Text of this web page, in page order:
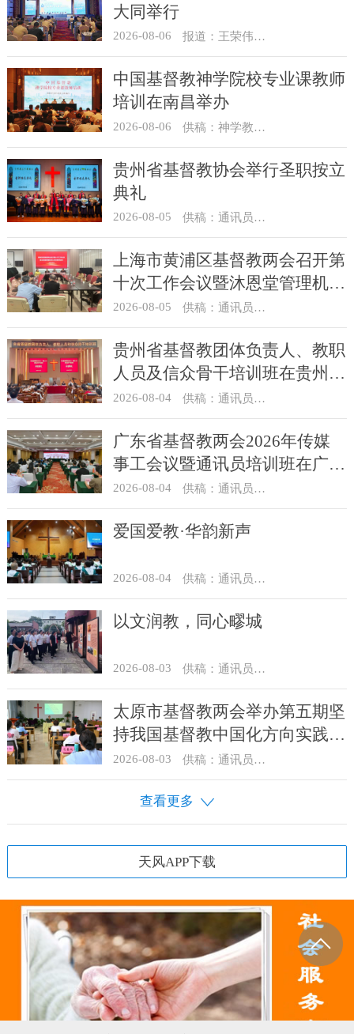
大同举行
2026-08-06 报道：王荣伟 摄影：冯谦
中国基督教神学院校专业课教师
培训在南昌举办
2026-08-06 供稿：神学教育部
贵州省基督教协会举行圣职按立
典礼
2026-08-05 供稿：通讯员 杨菁
上海市黄浦区基督教两会召开第
十次工作会议暨沐恩堂管理机构
七月份联席会议
2026-08-05 供稿：通讯员 景健美
贵州省基督教团体负责人、教职
人员及信众骨干培训班在贵州圣
经学校举办
2026-08-04 供稿：通讯员 杨菁
广东省基督教两会2026年传媒
事工会议暨通讯员培训班在广州
举办
2026-08-04 供稿：通讯员 汪浩
爱国爱教·华韵新声
2026-08-04 供稿：通讯员 景健美
以文润教，同心疁城
2026-08-03 供稿：通讯员 景健美
太原市基督教两会举办第五期坚
持我国基督教中国化方向实践能
力专题培训
2026-08-03 供稿：通讯员 王建春 摄影：史爱梅
查看更多
天风APP下载